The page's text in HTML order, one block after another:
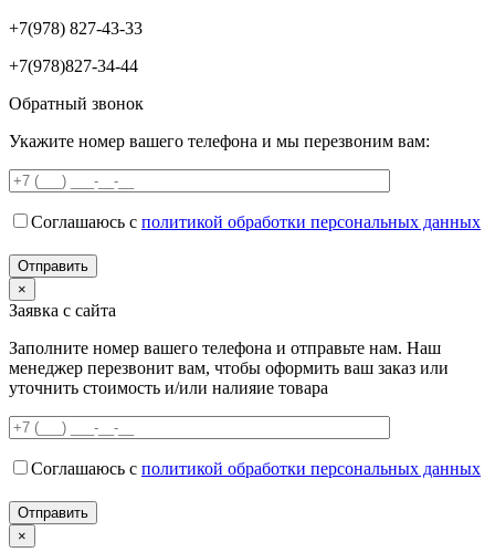
+7(978) 827-43-33
+7(978)827-34-44
Обратный звонок
Укажите номер вашего телефона и мы перезвоним вам:
Соглашаюсь с политикой обработки персональных данных
×
Заявка с сайта
Заполните номер вашего телефона и отправьте нам. Наш
менеджер перезвонит вам, чтобы оформить ваш заказ или
уточнить стоимость и/или налияие товара
Соглашаюсь с политикой обработки персональных данных
×